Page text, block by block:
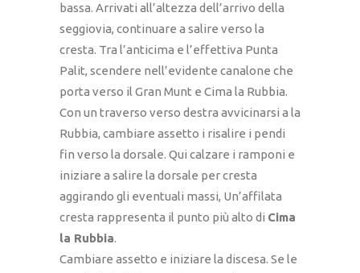
bassa. Arrivati all’altezza dell’arrivo della
seggiovia, continuare a salire verso la
cresta. Tra l’anticima e l’effettiva Punta
Palit, scendere nell’evidente canalone che
porta verso il Gran Munt e Cima la Rubbia.
Con un traverso verso destra avvicinarsi a la
Rubbia, cambiare assetto i risalire i pendi
fin verso la dorsale. Qui calzare i ramponi e
iniziare a salire la dorsale per cresta
aggirando gli eventuali massi, Un’affilata
cresta rappresenta il punto più alto di Cima
la Rubbia.
Cambiare assetto e iniziare la discesa. Se le